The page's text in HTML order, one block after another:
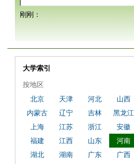
刚刚：
大学索引
按地区
北京
天津 河北
山西
内蒙古
辽宁 吉林
黑龙江
上海
江苏 浙江
安徽
福建
江西 山东
河南
湖北
湖南 广东
广西